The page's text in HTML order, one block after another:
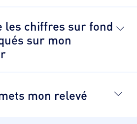
les chiffres sur fond
sur mon
mon relevé